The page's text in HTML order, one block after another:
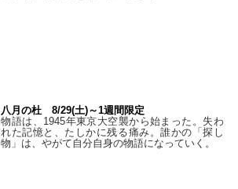
八月の杜 8/29(土)～1週間限定
物語は、1945年東京大空襲から始まった。失わ
れた記憶と、たしかに残る痛み。誰かの「探し
物」は、やがて自分自身の物語になっていく。